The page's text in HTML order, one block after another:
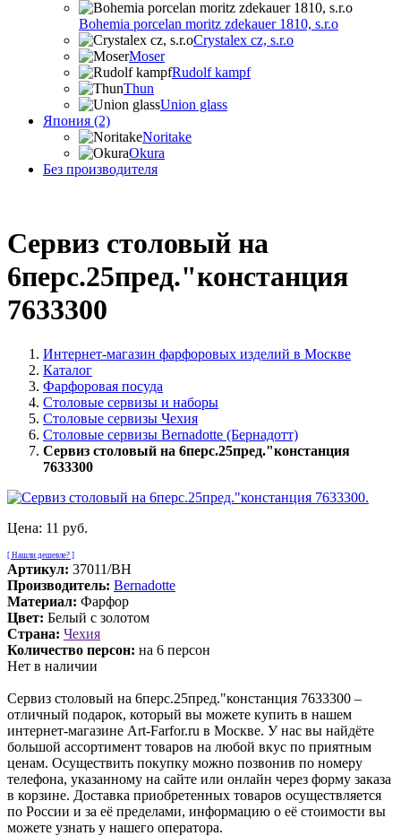
Bohemia porcelan moritz zdekauer 1810, s.r.o
Crystalex cz, s.r.o
Moser
Rudolf kampf
Thun
Union glass
Япония (2)
Noritake
Okura
Без производителя
Сервиз столовый на
6перс.25пред."констанция
7633300
Интернет-магазин фарфоровых изделий в Москве
Каталог
Фарфоровая посуда
Столовые сервизы и наборы
Столовые сервизы Чехия
Столовые сервизы Bernadotte (Бернадотт)
Сервиз столовый на 6перс.25пред."констанция
7633300
Цена: 11 руб.
[ Нашли дешевле? ]
Артикул: 37011/BH
Производитель: Bernadotte
Материал: Фарфор
Цвет: Белый с золотом
Страна: Чехия
Количество персон: на 6 персон
Нет в наличии
Сервиз столовый на 6перс.25пред."констанция 7633300 –
отличный подарок, который вы можете купить в нашем
интернет-магазине Art-Farfor.ru в Москве. У нас вы найдёте
большой ассортимент товаров на любой вкус по приятным
ценам. Осуществить покупку можно позвонив по номеру
телефона, указанному на сайте или онлайн через форму заказа
в корзине. Доставка приобретенных товаров осуществляется
по России и за её пределами, информацию о её стоимости вы
можете узнать у нашего оператора.